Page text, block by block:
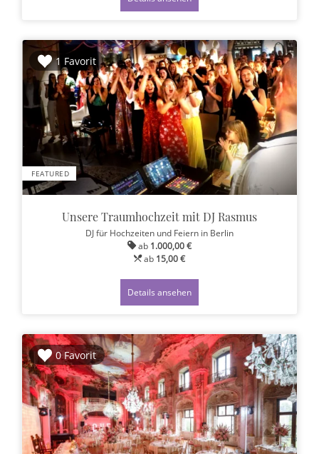
1 Favorit
FEATURED
Unsere Traumhochzeit mit DJ Rasmus
DJ für Hochzeiten und Feiern in Berlin
ab 1.000,00 €
ab 15,00 €
Details ansehen
0 Favorit